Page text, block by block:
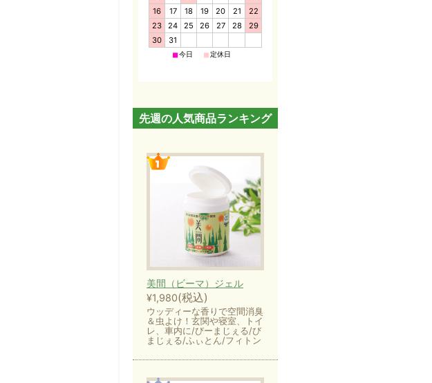
16
17 18 19 20 21
22
23
24 25 26 27 28
29
30
31
■今日 ■定休日
先週の人気商品ランキング
美間（ビーマ）ジェル
¥1,980(税込)
ウッディーな香りで空間消臭
＆虫よけ！玄関や寝室、トイ
レ、車内に/びーまじぇる/び
まじぇる/ふぃとん/フィトン